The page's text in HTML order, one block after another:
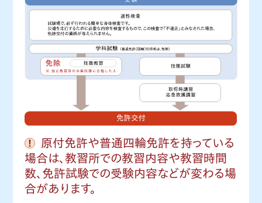
原付免許や普通四輪免許を持っている
場合は、教習所での教習内容や教習時間
数、免許試験での受験内容などが変わる場
合があります。